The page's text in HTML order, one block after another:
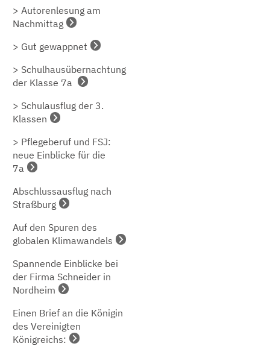
> Autorenlesung am
Nachmittag
> Gut gewappnet
> Schulhausübernachtung
der Klasse 7a
> Schulausflug der 3.
Klassen
> Pflegeberuf und FSJ:
neue Einblicke für die
7a
Abschlussausflug nach
Straßburg
Auf den Spuren des
globalen Klimawandels
Spannende Einblicke bei
der Firma Schneider in
Nordheim
Einen Brief an die Königin
des Vereinigten
Königreichs: